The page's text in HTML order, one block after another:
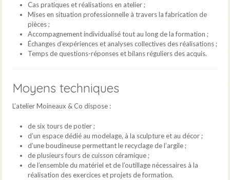
Cas pratiques et réalisations en atelier ;
Mises en situation professionnelle à travers la fabrication de
pièces ;
Accompagnement individualisé tout au long de la formation ;
Échanges d’expériences et analyses collectives des réalisations ;
Temps de questions-réponses et bilans réguliers des acquis.
Moyens techniques
L’atelier Moineaux & Co dispose :
de six tours de potier ;
d’un espace dédié au modelage, à la sculpture et au décor ;
d’une boudineuse permettant le recyclage de l’argile ;
de plusieurs fours de cuisson céramique ;
de l’ensemble du matériel et de l’outillage nécessaires à la
réalisation des exercices et projets de formation.